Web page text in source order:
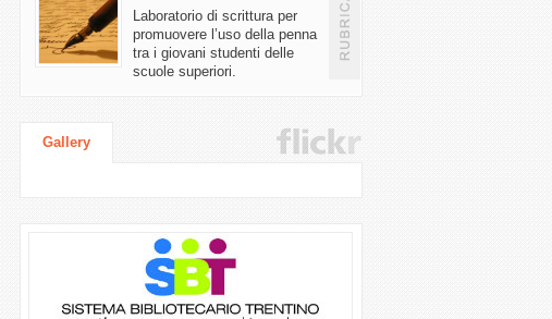
Laboratorio di scrittura per
promuovere l’uso della penna
tra i giovani studenti delle
scuole superiori.
Gallery